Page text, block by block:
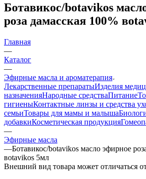
Ботавикос/botavikos
роза дамасская 100%
Главная
—
Каталог
—
Эфирные масла и ароматерапия
Лекарственные препаратыИзделия
назначенияНародные средстваПитание
гигиеныКонтактные линзы и средства
семьиТовары для мамы и малыша
добавкиКосметическая продукция
—
Эфирные масла
—Ботавикос/botavikos масло эфирное
вotavikos 5мл
Bнешний вид товара может отличаться